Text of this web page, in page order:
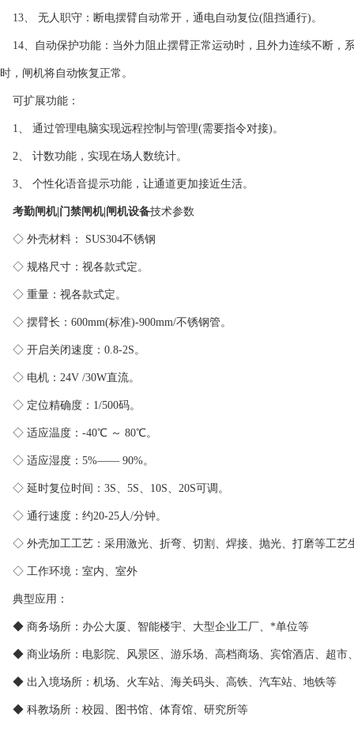
13、 无人职守：断电摆臂自动常开，通电自动复位(阻挡通行)。
14、自动保护功能：当外力阻止摆臂正常运动时，且外力连续不断，
时，闸机将自动恢复正常。
可扩展功能：
1、 通过管理电脑实现远程控制与管理(需要指令对接)。
2、 计数功能，实现在场人数统计。
3、 个性化语音提示功能，让通道更加接近生活。
考勤闸机|门禁闸机|闸机设备技术参数
◇ 外壳材料： SUS304不锈钢
◇ 规格尺寸：视各款式定。
◇ 重量：视各款式定。
◇ 摆臂长：600mm(标准)-900mm/不锈钢管。
◇ 开启关闭速度：0.8-2S。
◇ 电机：24V /30W直流。
◇ 定位精确度：1/500码。
◇ 适应温度：-40℃ ～ 80℃。
◇ 适应湿度：5%—— 90%。
◇ 延时复位时间：3S、5S、10S、20S可调。
◇ 通行速度：约20-25人/分钟。
◇ 外壳加工工艺：采用激光、折弯、切割、焊接、抛光、打磨等工艺
◇ 工作环境：室内、室外
典型应用：
◆ 商务场所：办公大厦、智能楼宇、大型企业工厂、*单位等
◆ 商业场所：电影院、风景区、游乐场、高档商场、宾馆酒店、超市
◆ 出入境场所：机场、火车站、海关码头、高铁、汽车站、地铁等
◆ 科教场所：校园、图书馆、体育馆、研究所等